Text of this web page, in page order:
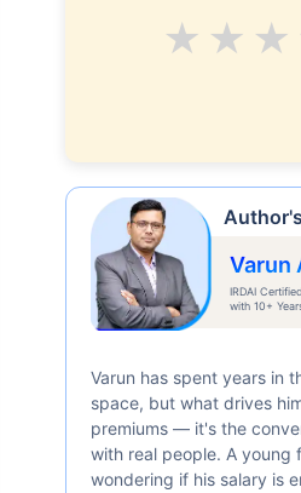
Varun
IRDAI
with 10+
Varun has spent years in
space, but what drives
premiums — it's the
with real people. A young
wondering if his salary is